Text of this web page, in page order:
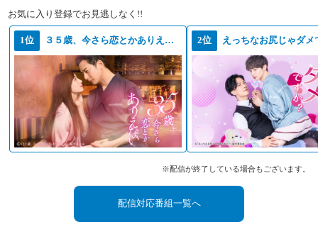
お気に入り登録でお見逃しなく!!
1位 ３５歳、今さら恋とかありえない 2位 えっちなお尻じゃダメ
※配信が終了している場合もございます。
配信対応番組一覧へ